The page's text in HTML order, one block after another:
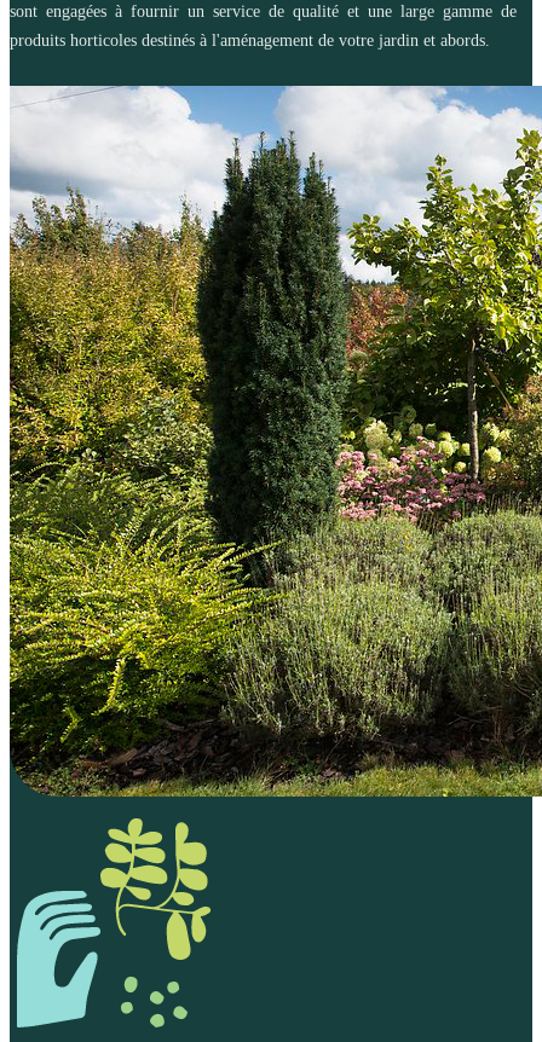
sont engagées à fournir un service de qualité et une large gamme de
produits horticoles destinés à l'aménagement de votre jardin et abords.